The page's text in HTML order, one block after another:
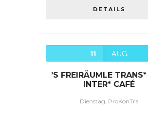
DETAILS
11 AUG.
’S FREIRÄUMLE
INTER* CAFÉ
Dienstag, ProKonTra